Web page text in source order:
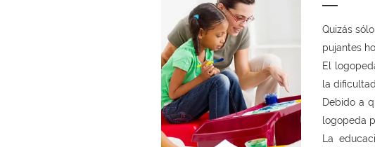
Quizás
pujantes
El
la
Debido a
logopeda
La